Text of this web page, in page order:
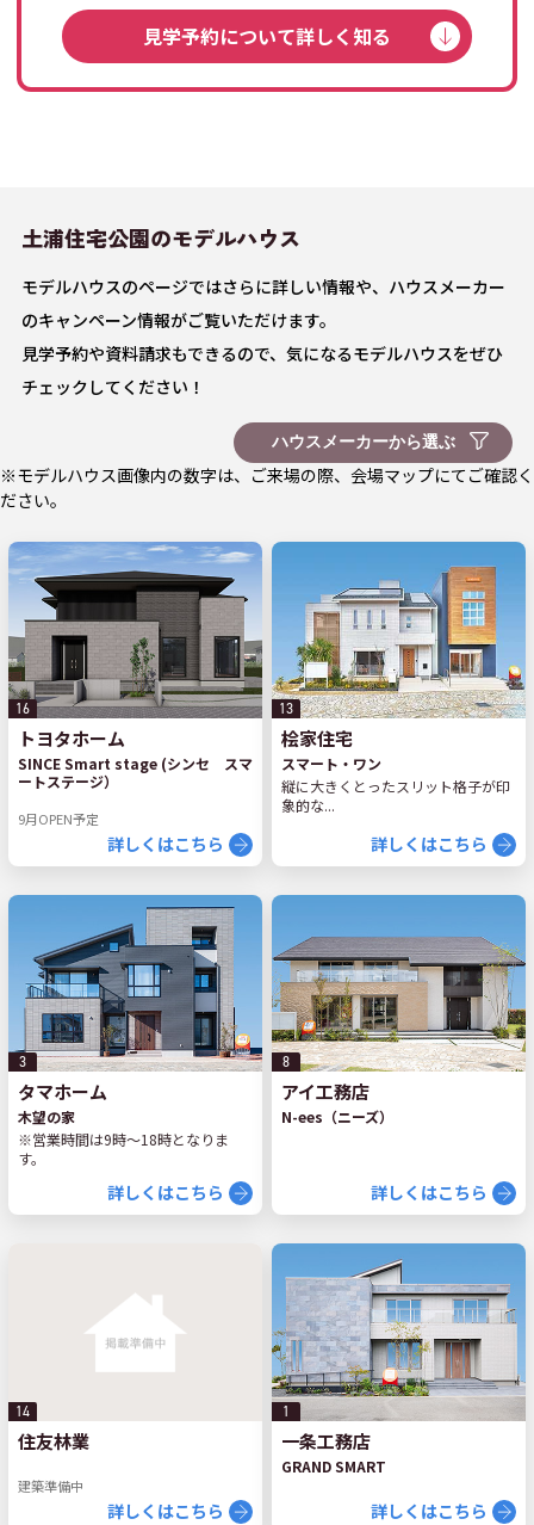
見学予約について詳しく知る
土浦住宅公園のモデルハウス
モデルハウスのページではさらに詳しい情報や、ハウスメーカー
のキャンペーン情報がご覧いただけます。
見学予約や資料請求もできるので、気になるモデルハウスをぜひ
チェックしてください！
※モデルハウス画像内の数字は、ご来場の際、会場マップにてご確認く
ださい。
16
トヨタホーム
SINCE Smart stage (シンセ スマ
ートステージ）
9月OPEN予定
詳しくはこちら
13
桧家住宅
スマート・ワン
縦に大きくとったスリット格子が印
象的な...
詳しくはこちら
3
タマホーム
木望の家
※営業時間は9時～18時となりま
す。
詳しくはこちら
8
アイ工務店
N-ees（ニーズ）
詳しくはこちら
14
住友林業
建築準備中
詳しくはこちら
1
一条工務店
GRAND SMART
詳しくはこちら